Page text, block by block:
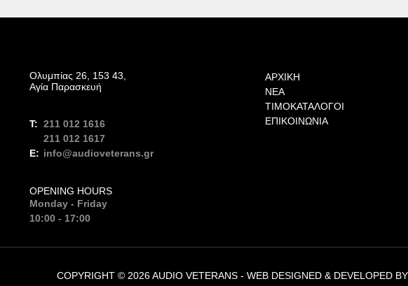
Ολυμπίας 26, 153 43,
Αγία Παρασκευή
211 012 1616
211 012 1617
info@audioveterans.gr
OPENING HOURS
Monday - Friday
10:00 - 17:00
ΑΡΧΙΚΗ
ΝΕΑ
ΤΙΜΟΚΑΤΑΛΟΓΟΙ
ΕΠΙΚΟΙΝΩΝΙΑ
COPYRIGHT © 2026 AUDIO VETERANS - WEB DESIGNED & DEVELOPED